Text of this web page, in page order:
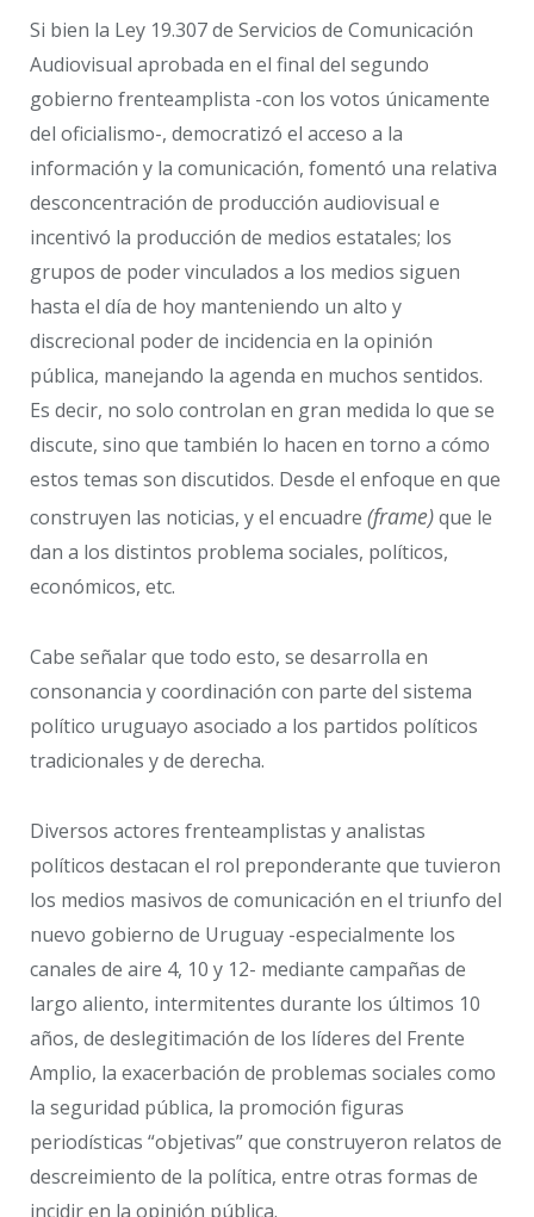
Si bien la Ley 19.307 de Servicios de Comunicación
Audiovisual aprobada en el final del segundo
gobierno frenteamplista -con los votos únicamente
del oficialismo-, democratizó el acceso a la
información y la comunicación, fomentó una relativa
desconcentración de producción audiovisual e
incentivó la producción de medios estatales; los
grupos de poder vinculados a los medios siguen
hasta el día de hoy manteniendo un alto y
discrecional poder de incidencia en la opinión
pública, manejando la agenda en muchos sentidos.
Es decir, no solo controlan en gran medida lo que se
discute, sino que también lo hacen en torno a cómo
estos temas son discutidos. Desde el enfoque en que
construyen las noticias, y el encuadre (frame)que le
dan a los distintos problema sociales, políticos,
económicos, etc.
Cabe señalar que todo esto, se desarrolla en
consonancia y coordinación con parte del sistema
político uruguayo asociado a los partidos políticos
tradicionales y de derecha.
Diversos actores frenteamplistas y analistas
políticos destacan el rol preponderante que tuvieron
los medios masivos de comunicación en el triunfo del
nuevo gobierno de Uruguay -especialmente los
canales de aire 4, 10 y 12- mediante campañas de
largo aliento, intermitentes durante los últimos 10
años, de deslegitimación de los líderes del Frente
Amplio, la exacerbación de problemas sociales como
la seguridad pública, la promoción figuras
periodísticas “objetivas” que construyeron relatos de
descreimiento de la política, entre otras formas de
incidir en la opinión pública.